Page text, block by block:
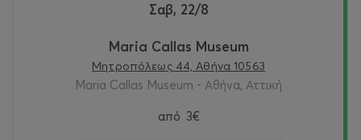
Σαβ, 22/8
Maria Callas Museum
Μητροπόλεως 44, Αθήνα 10563
Maria Callas Museum - Αθήνα, Αττική
από 3€